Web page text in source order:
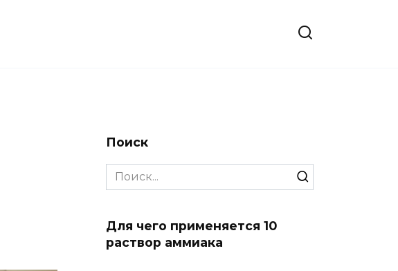
Поиск
Search
for:
Для чего применяется 10
раствор аммиака